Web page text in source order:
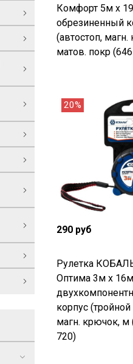
Комфорт 5м x
обрезиненный
(автостоп,
матов. покр
20%
290 руб
Рулетка
Оптима 3м x
корпус (тройной
магн. крючок, м
720)